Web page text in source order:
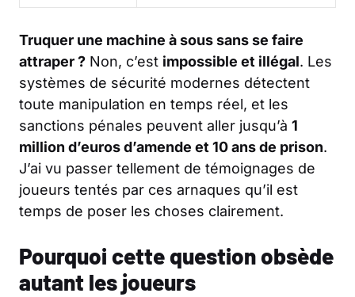
Truquer une machine à sous sans se faire
attraper ? Non, c’est impossible et illégal. Les
systèmes de sécurité modernes détectent
toute manipulation en temps réel, et les
sanctions pénales peuvent aller jusqu’à 1
million d’euros d’amende et 10 ans de prison.
J’ai vu passer tellement de témoignages de
joueurs tentés par ces arnaques qu’il est
temps de poser les choses clairement.
Pourquoi cette question obsède
autant les joueurs